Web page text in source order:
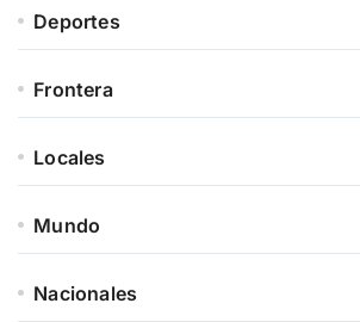
Deportes
Frontera
Locales
Mundo
Nacionales